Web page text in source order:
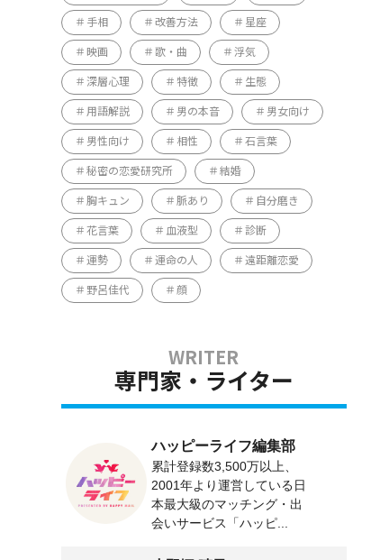
手相 改善方法 星座
映画 歌・曲 浮気
深層心理 特徴 生態
用語解説 男の本音 男女向け
男性向け 相性 石言葉
秘密の恋愛研究所 結婚
胸キュン 脈あり 自分磨き
花言葉 血液型 診断
運勢 運命の人 遠距離恋愛
野呂佳代 顔
専門家・ライター
ハッピーライフ編集部
累計登録数3,500万以上、
2001年より運営している日
本最大級のマッチング・出
会いサービス「ハッピ...